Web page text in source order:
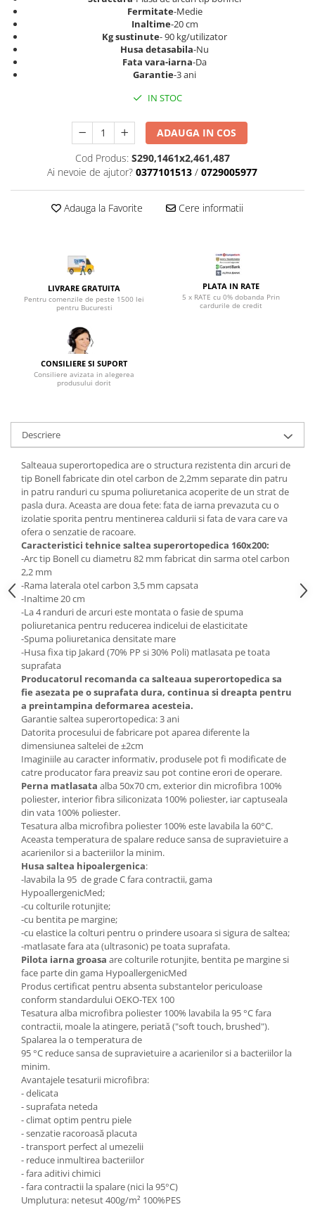
Top saltele 10 cm
Top saltele memory 5 cm
Top saltele MemoHR 6.5 cm
Saltele ieftine
Scaune manager
Mobilier bucatarie
Mese bucatarie
Scaune pentru bucatarie
Suporturi si rafturi pantofi
Pantofare
Suport pentru umerase
Mobilier gradinita
Mese gradinita
Scaune gradinita
Set mese si scaune gradinita
Mobilier copii
Scaune birou pentru copii
Saltele patuturi copii
Paturi copii
Masa si scaune gradinita
Seturi comode living si dormitor
Fermitate-Medie
Inaltime-20 cm
Kg sustinute- 90 kg/utilizator
Husa detasabila-Nu
Fata vara-iarna-Da
Garantie-3 ani
IN STOC
ADAUGA IN COS
Cod Produs: S290,1461x2,461,487
Ai nevoie de ajutor? 0377101513 / 0729005977
Adauga la Favorite Cere informatii
LIVRARE GRATUITA
Pentru comenzile de peste 1500 lei
pentru Bucuresti
PLATA IN RATE
5 x RATE cu 0% dobanda Prin
cardurile de credit
CONSILIERE SI SUPORT
Consiliere avizata in alegerea
produsului dorit
Descriere
Salteaua superortopedica are o structura rezistenta din arcuri de
tip Bonell fabricate din otel carbon de 2,2mm separate din patru
in patru randuri cu spuma poliuretanica acoperite de un strat de
pasla dura. Aceasta are doua fete: fata de iarna prevazuta cu o
izolatie sporita pentru mentinerea caldurii si fata de vara care va
ofera o senzatie de racoare.
Caracteristici tehnice saltea superortopedica 160x200:
-Arc tip Bonell cu diametru 82 mm fabricat din sarma otel carbon
2,2 mm
-Rama laterala otel carbon 3,5 mm capsata
-Inaltime 20 cm
-La 4 randuri de arcuri este montata o fasie de spuma
poliuretanica pentru reducerea indicelui de elasticitate
-Spuma poliuretanica densitate mare
-Husa fixa tip Jakard (70% PP si 30% Poli) matlasata pe toata
suprafata
Producatorul recomanda ca salteaua superortopedica sa
fie asezata pe o suprafata dura, continua si dreapta pentru
a preintampina deformarea acesteia.
Garantie saltea superortopedica: 3 ani
Datorita procesului de fabricare pot aparea diferente la
dimensiunea saltelei de ±2cm
Imaginiile au caracter informativ, produsele pot fi modificate de
catre producator fara preaviz sau pot contine erori de operare.
Perna matlasata alba 50x70 cm, exterior din microfibra 100%
poliester, interior fibra siliconizata 100% poliester, iar captuseala
din vata 100% poliester.
Tesatura alba microfibra poliester 100% este lavabila la 60°C.
Aceasta temperatura de spalare reduce sansa de supravietuire a
acarienilor si a bacteriilor la minim.
Husa saltea hipoalergenica:
-lavabila la 95 de grade C fara contractii, gama
HypoallergenicMed;
-cu colturile rotunjite;
-cu bentita pe margine;
-cu elastice la colturi pentru o prindere usoara si sigura de saltea;
-matlasate fara ata (ultrasonic) pe toata suprafata.
Pilota iarna groasa are colturile rotunjite, bentita pe margine si
face parte din gama HypoallergenicMed
Produs certificat pentru absenta substantelor periculoase
conform standardului OEKO-TEX 100
Tesatura alba microfibra poliester 100% lavabila la 95 °C fara
contractii, moale la atingere, periată ("soft touch, brushed").
Spalarea la o temperatura de
95 °C reduce sansa de supravietuire a acarienilor si a bacteriilor la
minim.
Avantajele tesaturii microfibra:
- delicata
- suprafata neteda
- climat optim pentru piele
- senzatie racoroasă placuta
- transport perfect al umezelii
- reduce inmultirea bacteriilor
- fara aditivi chimici
- fara contractii la spalare (nici la 95°C)
Umplutura: netesut 400g/m² 100%PES